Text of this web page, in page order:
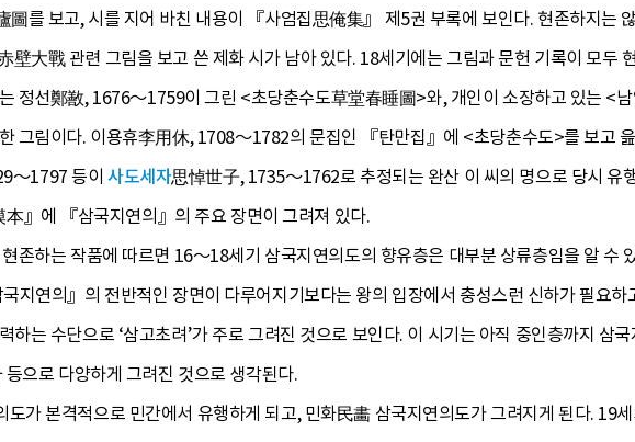
圖를 보고, 시를 지어 바친 내용이 『사엄집思俺集』 제5권 부록에 보인다. 현존하지는
壁大戰 관련 그림을 보고 쓴 제화 시가 남아 있다. 18세기에는 그림과 문헌 기록이 모두
정선鄭敾, 1676～1759이 그린 <초당춘수도草堂春睡圖>와, 개인이 소장하고 있는 <
그림이다. 이용휴李用休, 1708～1782의 문집인 『탄만집』에 <초당춘수도>를 보고
～1797 등이사도세자思悼世子, 1735～1762로 추정되는 완산 이 씨의 명으로 당시 유
』에 『삼국지연의』의 주요 장면이 그려져 있다.
존하는 작품에 따르면 16～18세기 삼국지연의도의 향유층은 대부분 상류층임을 알 수
지연의』의 전반적인 장면이 다루어지기보다는 왕의 입장에서 충성스런 신하가 필요
하는 수단으로 ‘삼고초려’가 주로 그려진 것으로 보인다. 이 시기는 아직 중인층까지 삼
으로 다양하게 그려진 것으로 생각된다.
도가 본격적으로 민간에서 유행하게 되고, 민화民畵 삼국지연의도가 그려지게 된다. 19